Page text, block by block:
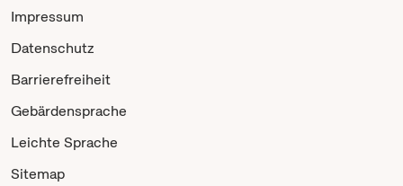
Impressum
Datenschutz
Barrierefreiheit
Gebärdensprache
Leichte Sprache
Sitemap